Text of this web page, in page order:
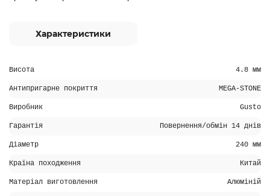
Характеристики
Висота 4.8 мм
Антипригарне покриття MEGA-STONE
Виробник Gusto
Гарантія Повернення/обмін 14 днів
Діаметр 240 мм
Країна походження Китай
Матеріал виготовлення Алюміній